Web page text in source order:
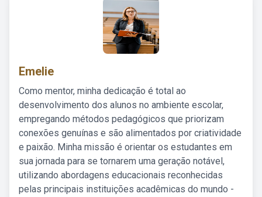
Emelie
Como mentor, minha dedicação é total ao
desenvolvimento dos alunos no ambiente escolar,
empregando métodos pedagógicos que priorizam
conexões genuínas e são alimentados por criatividade
e paixão. Minha missão é orientar os estudantes em
sua jornada para se tornarem uma geração notável,
utilizando abordagens educacionais reconhecidas
pelas principais instituições acadêmicas do mundo -